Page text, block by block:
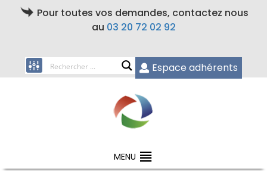
Pour toutes vos demandes, contactez nous
au 03 20 72 02 92
Espace adhérents
MENU